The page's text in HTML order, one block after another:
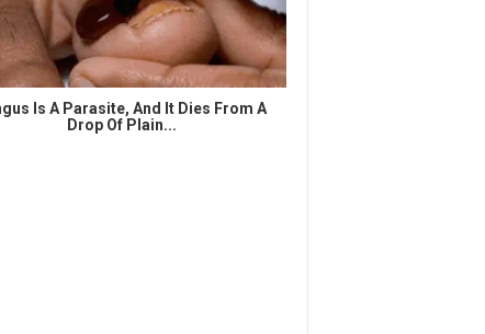
Is A Parasite, And It Dies From A
Drop Of Plain...